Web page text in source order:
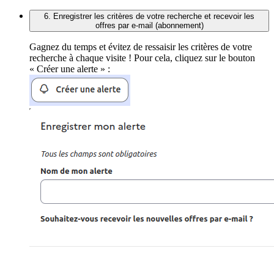
6. Enregistrer les critères de votre recherche et recevoir les
offres par e-mail (abonnement)
Gagnez du temps et évitez de ressaisir les critères de votre
recherche à chaque visite ! Pour cela, cliquez sur le bouton
« Créer une alerte » :